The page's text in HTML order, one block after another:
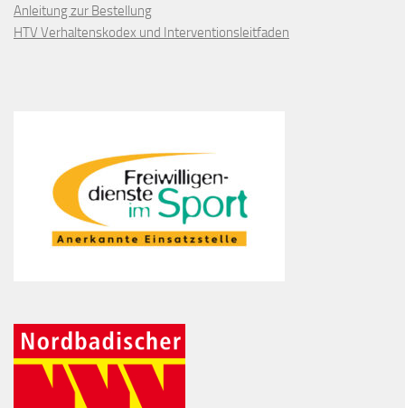
Anleitung zur Bestellung
HTV Verhaltenskodex und Interventionsleitfaden